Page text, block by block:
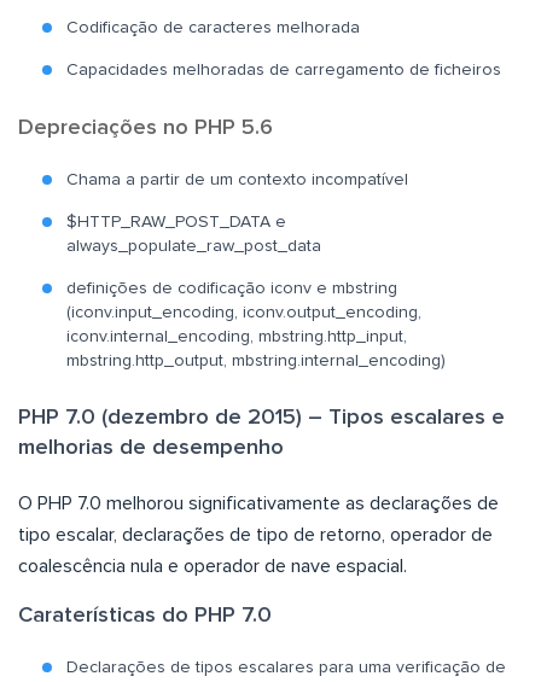
Codificação de caracteres melhorada
Capacidades melhoradas de carregamento de ficheiros
Depreciações no PHP 5.6
Chama a partir de um contexto incompatível
$HTTP_RAW_POST_DATA e
always_populate_raw_post_data
definições de codificação iconv e mbstring
(iconv.input_encoding, iconv.output_encoding,
iconv.internal_encoding, mbstring.http_input,
mbstring.http_output, mbstring.internal_encoding)
PHP 7.0 (dezembro de 2015) – Tipos escalares e
melhorias de desempenho
O PHP 7.0 melhorou significativamente as declarações de
tipo escalar, declarações de tipo de retorno, operador de
coalescência nula e operador de nave espacial.
Caraterísticas do PHP 7.0
Declarações de tipos escalares para uma verificação de